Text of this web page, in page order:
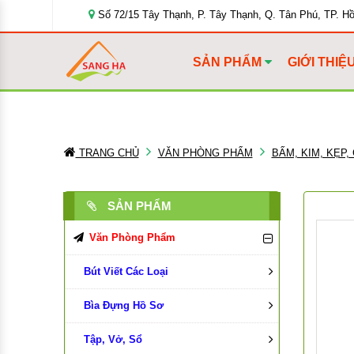
Số 72/15 Tây Thạnh, P. Tây Thạnh, Q. Tân Phú, TP.
SẢN PHẨM GIỚI
TRANG CHỦ VĂN PHÒNG PHẨM BẤM, KIM, KẸP,
SẢN PHẨM
Văn Phòng Phẩm
Bút Viết Các Loại
Bút Bi
Bút Chì, Ruột Chì
Bìa Đựng Hồ Sơ
Bìa Màu
Tập, Vở, Sổ